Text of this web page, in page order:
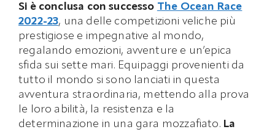
Si è conclusa con successo The Ocean Race
2022-23, una delle competizioni veliche più
prestigiose e impegnative al mondo,
regalando emozioni, avventure e un’epica
sfida sui sette mari. Equipaggi provenienti da
tutto il mondo si sono lanciati in questa
avventura straordinaria, mettendo alla prova
le loro abilità, la resistenza e la
determinazione in una gara mozzafiato. La